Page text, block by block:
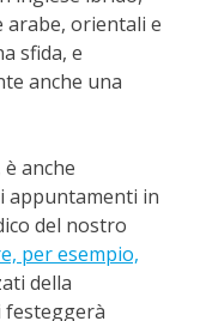
arabe, orientali e
sfida, e
anche una
anche
appuntamenti in
del nostro
per esempio,
della
festeggerà